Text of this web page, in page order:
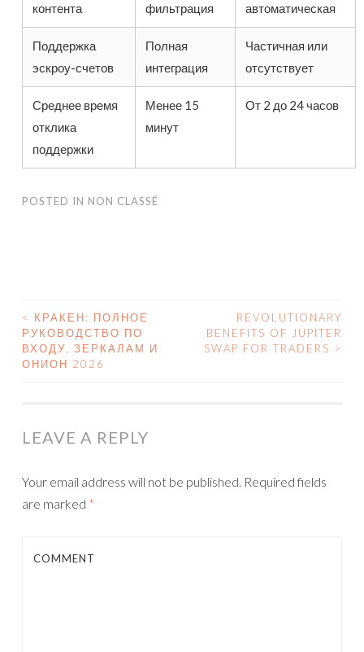
контента
фильтрация
автоматическая
Поддержка
эскроу-счетов
Полная
интеграция
Частичная или
отсутствует
Среднее время
отклика
поддержки
Менее 15
минут
От 2 до 24 часов
POSTED IN NON CLASSÉ
POST NAVIGATION
<
КРАКЕН: ПОЛНОЕ
РУКОВОДСТВО ПО
ВХОДУ, ЗЕРКАЛАМ И
ОНИОН 2026
REVOLUTIONARY
BENEFITS OF JUPITER
SWAP FOR TRADERS >
LEAVE A REPLY
Your email address will not be published. Required fields
are marked *
COMMENT